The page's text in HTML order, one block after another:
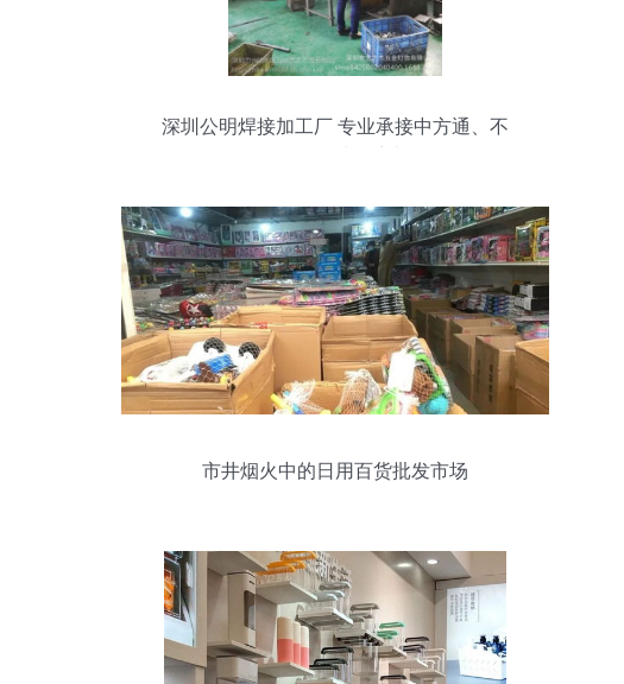
深圳公明焊接加工厂 专业承接中方通、不
市井烟火中的日用百货批发市场